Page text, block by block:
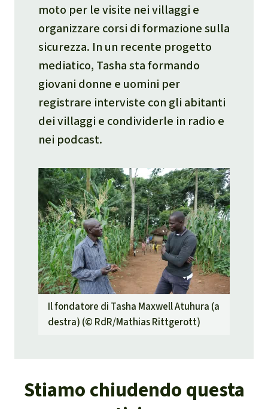
moto per le visite nei villaggi e
organizzare corsi di formazione sulla
sicurezza. In un recente progetto
mediatico, Tasha sta formando
giovani donne e uomini per
registrare interviste con gli abitanti
dei villaggi e condividerle in radio e
nei podcast.
Il fondatore di Tasha Maxwell Atuhura (a
destra) (© RdR/Mathias Rittgerott)
Stiamo chiudendo questa